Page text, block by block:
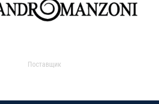
Поставщик